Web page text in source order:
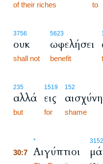
of their riches to
3756
ουκ
shall not
5623
ωφελήσει
benefit
235
αλλά
but
1519
εις
for
152
shame
*
30:7 Αιγύπτιοι
3152